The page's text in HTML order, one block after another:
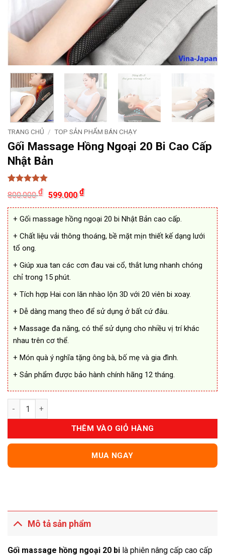
TRANG CHỦ / TOP SẢN PHẨM BÁN CHẠY
Gối Massage Hồng Ngoại 20 Bi Cao Cấp
Nhật Bản
5 trên 5
dựa trên
10
đánh giá
800.000₫
Giá
gốc
là:
800.000 ₫.
599.000₫Giá
hiện
tại
là:
599.000 ₫.
+ Gối massage hồng ngoại 20 bi Nhật Bản cao cấp.
+ Chất liệu vải thông thoáng, bề mặt mịn thiết kế dạng lưới
tổ ong.
+ Giúp xua tan các cơn đau vai cổ, thắt lưng nhanh chóng
chỉ trong 15 phút.
+ Tích hợp Hai con lăn nhào lộn 3D với 20 viên bi xoay.
+ Dễ dàng mang theo để sử dụng ở bất cứ đâu.
+ Massage đa năng, có thể sử dụng cho nhiều vị trí khác
nhau trên cơ thể.
+ Món quà ý nghĩa tặng ông bà, bố mẹ và gia đình.
+ Sản phẩm được bảo hành chính hãng 12 tháng.
Gối Massage Hồng Ngoại 20 Bi Cao Cấp Nhật Bản số lượng
THÊM VÀO GIỎ HÀNG
MUA NGAY
Mô tả sản phẩm
Gối massage hồng ngoại 20 bi là phiên nâng cấp cao cấp